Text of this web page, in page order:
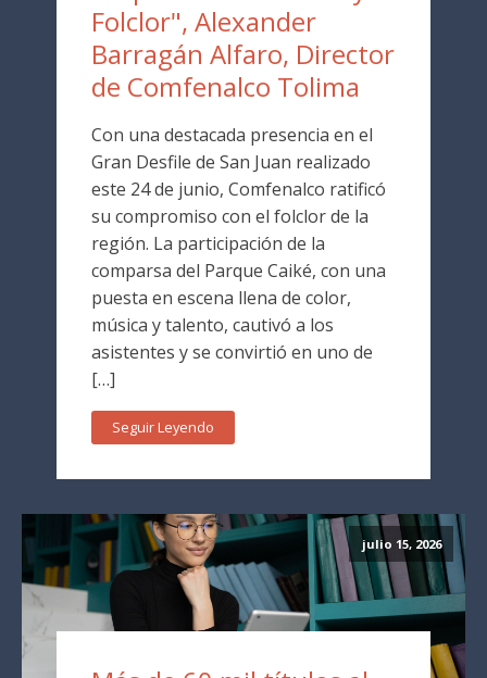
Folclor", Alexander
Barragán Alfaro, Director
de Comfenalco Tolima
Con una destacada presencia en el
Gran Desfile de San Juan realizado
este 24 de junio, Comfenalco ratificó
su compromiso con el folclor de la
región. La participación de la
comparsa del Parque Caiké, con una
puesta en escena llena de color,
música y talento, cautivó a los
asistentes y se convirtió en uno de
[…]
Seguir Leyendo
julio 15, 2026